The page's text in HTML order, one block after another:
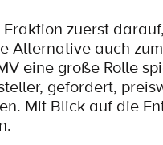
Fraktion zuerst
Alternative auch
eine große Rolle
gefordert,
Mit Blick auf die